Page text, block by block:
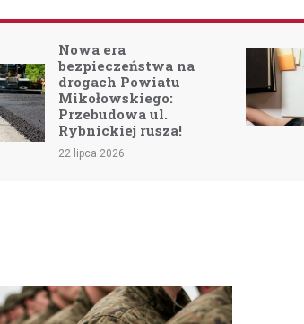
Nowa era
bezpieczeństwa na
drogach Powiatu
Mikołowskiego:
Przebudowa ul.
Rybnickiej rusza!
22 lipca 2026